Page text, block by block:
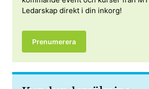
Ledarskap direkt i din inkorg!
Prenumerera